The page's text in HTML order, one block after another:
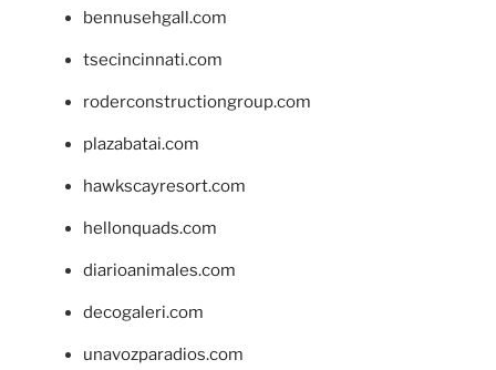
bennusehgall.com
tsecincinnati.com
roderconstructiongroup.com
plazabatai.com
hawkscayresort.com
hellonquads.com
diarioanimales.com
decogaleri.com
unavozparadios.com